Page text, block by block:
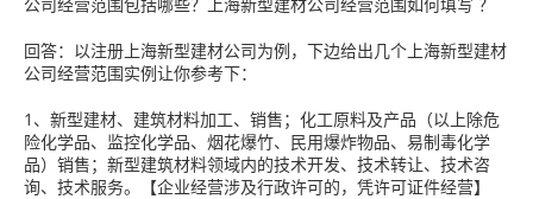
回答：以注册上海新型建材公司为例，下边给出几个上海新型建材
公司经营范围实例让你参考下：
1、新型建材、建筑材料加工、销售；化工原料及产品（以上除危
险化学品、监控化学品、烟花爆竹、民用爆炸物品、易制毒化学
品）销售；新型建筑材料领域内的技术开发、技术转让、技术咨
询、技术服务。【企业经营涉及行政许可的，凭许可证件经营】